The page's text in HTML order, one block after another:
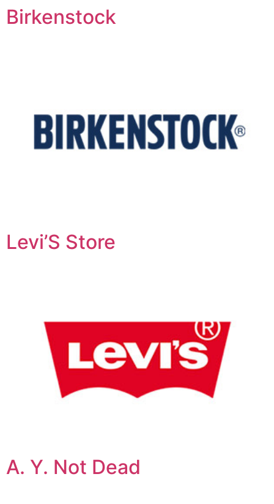
Birkenstock
Levi’S Store
A. Y. Not Dead